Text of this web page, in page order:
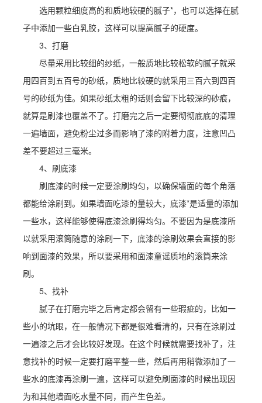
选用颗粒细度高的和质地较硬的腻子*，也可以选择在腻
子中添加一些白乳胶，这样可以提高腻子的硬度。
3、打磨
尽量采用比较细的纱纸，一般质地比较松软的腻子就采
用四百到五百号的砂纸，质地比较硬的就采用三百六到四百
号的砂纸为佳。如果砂纸太粗的话则会留下比较深的砂痕，
就算是刷漆也覆盖不了。打磨完之后一定要彻彻底底的清理
一遍墙面，避免粉尘过多而影响了漆的附着力度，注意凹凸
差不要超过三毫米。
4、刷底漆
刷底漆的时候一定要涂刷均匀，以确保墙面的每个角落
都能给涂刷到。如果墙面吃漆的量较大，底漆*是适量的添加
一些水，这样能够使得底漆涂刷得均匀。不要因为是底漆所
以就采用滚筒随意的涂刷一下，底漆的涂刷效果会直接的影
响到面漆的效果，所以要采用和面漆童谣质地的滚筒来涂
刷。
5、找补
腻子在打磨完毕之后肯定都会留有一些瑕疵的，比如一
些小的坑眼，在一般情况下都是很难看清的，只有在涂刷过
一遍漆之后才会比较好发现。在这个时候就需要找补了，注
意找补的时候一定要打磨平整一些，然后再用稍微添加了一
些水的底漆再涂刷一遍，这样可以避免刷面漆的时候出现因
为和其他墙面吃水量不同，而产生色差。